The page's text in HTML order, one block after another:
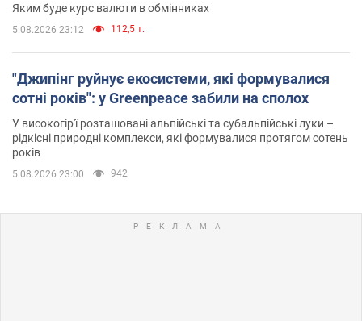
Яким буде курс валюти в обмінниках
5.08.2026 23:12 112,5 т.
"Джипінг руйнує екосистеми, які формувалися
сотні років": у Greenpeace забили на сполох
У високогір'ї розташовані альпійські та субальпійські луки –
рідкісні природні комплекси, які формувалися протягом сотень
років
5.08.2026 23:00 942